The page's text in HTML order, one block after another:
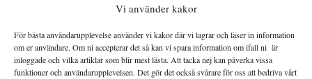
Vi använder kakor
För bästa användarupplevelse använder vi kakor där vi lagrar och läser in information
om er användare. Om ni accepterar det så kan vi spara information om ifall ni är
inloggade och vilka artiklar som blir mest lästa. Att tacka nej kan påverka vissa
funktioner och användarupplevelsen. Det gör det också svårare för oss att bedriva vårt
Landets Fria Tidning är en nyhetstidning med bred bevakning av
det viktigaste som händer lokalt och globalt och med fokus på
omställningsrörelsen. En omställning till ett hållbart samhälle går